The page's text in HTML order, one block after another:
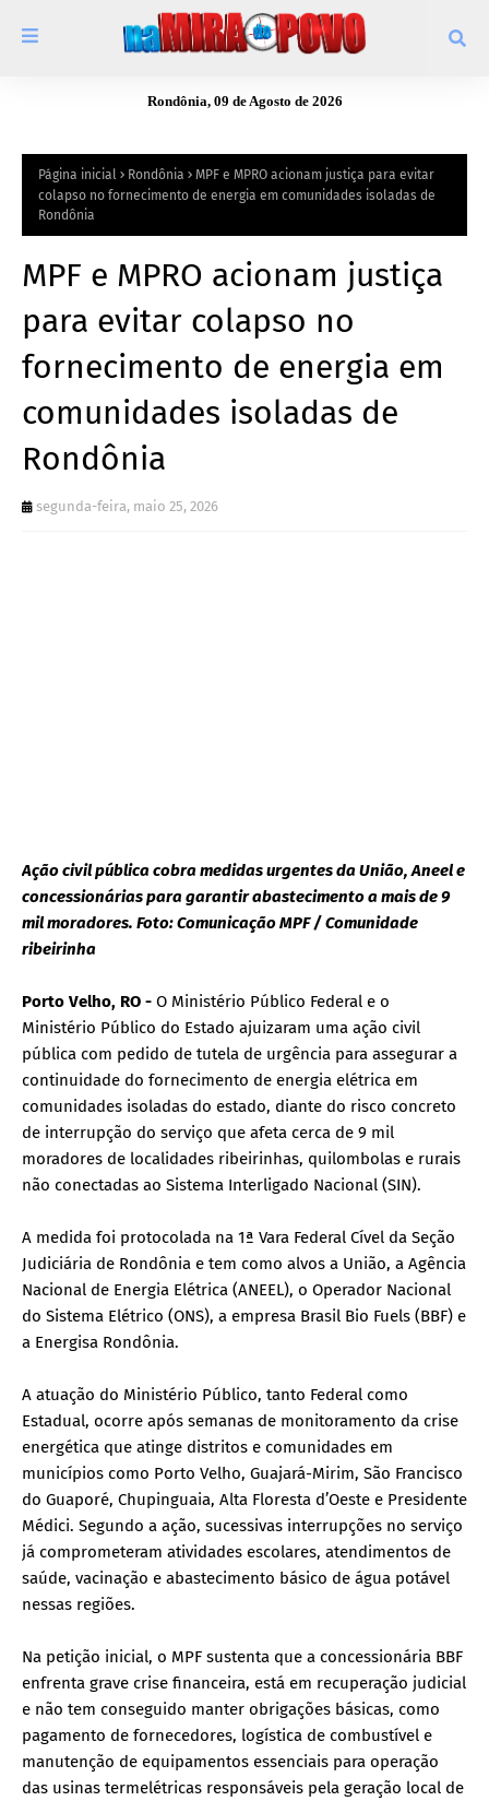
Rondônia, 09 de Agosto de 2026
Página inicial Rondônia
MPF e MPRO acionam justiça para evitar
colapso no fornecimento de energia em comunidades isoladas de
Rondônia
MPF e MPRO acionam justiça
para evitar colapso no
fornecimento de energia em
comunidades isoladas de
Rondônia
segunda-feira, maio 25, 2026
Ação civil pública cobra medidas urgentes da União, Aneel e
concessionárias para garantir abastecimento a mais de 9
mil moradores. Foto: Comunicação MPF / Comunidade
ribeirinha
Porto Velho, RO - O Ministério Público Federal e o
Ministério Público do Estado ajuizaram uma ação civil
pública com pedido de tutela de urgência para assegurar a
continuidade do fornecimento de energia elétrica em
comunidades isoladas do estado, diante do risco concreto
de interrupção do serviço que afeta cerca de 9 mil
moradores de localidades ribeirinhas, quilombolas e rurais
não conectadas ao Sistema Interligado Nacional (SIN).
A medida foi protocolada na 1ª Vara Federal Cível da Seção
Judiciária de Rondônia e tem como alvos a União, a Agência
Nacional de Energia Elétrica (ANEEL), o Operador Nacional
do Sistema Elétrico (ONS), a empresa Brasil Bio Fuels (BBF) e
a Energisa Rondônia.
A atuação do Ministério Público, tanto Federal como
Estadual, ocorre após semanas de monitoramento da crise
energética que atinge distritos e comunidades em
municípios como Porto Velho, Guajará-Mirim, São Francisco
do Guaporé, Chupinguaia, Alta Floresta d’Oeste e Presidente
Médici. Segundo a ação, sucessivas interrupções no serviço
já comprometeram atividades escolares, atendimentos de
saúde, vacinação e abastecimento básico de água potável
nessas regiões.
Na petição inicial, o MPF sustenta que a concessionária BBF
enfrenta grave crise financeira, está em recuperação judicial
e não tem conseguido manter obrigações básicas, como
pagamento de fornecedores, logística de combustível e
manutenção de equipamentos essenciais para operação
das usinas termelétricas responsáveis pela geração local de